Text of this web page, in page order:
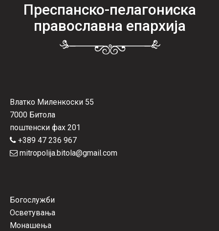
Преспанско-пелагониска
православна епархија
Влатко Миленкоски 55
7000 Битола
поштенски фах 201
+389 47 236 967
mitropolija.bitola@gmail.com
Богослужби
Осветувања
Монашења